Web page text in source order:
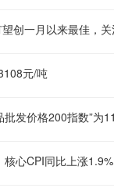
元/吨
心CPI同比上涨1.9%